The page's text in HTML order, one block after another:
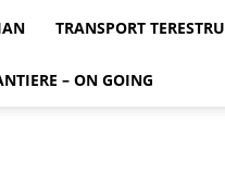
TRANSPORT TERESTRU
– ON GOING